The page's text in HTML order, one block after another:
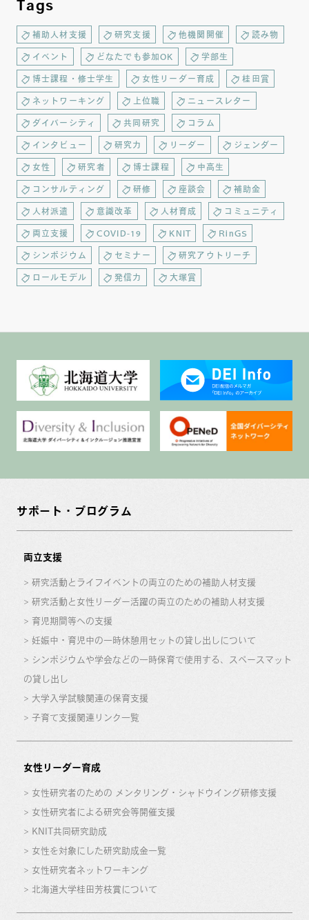
Tags
補助人材支援 研究支援 他機関開催 読み物
イベント どなたでも参加OK 学部生
博士課程・修士学生 女性リーダー育成 桂田賞
ネットワーキング 上位職 ニュースレター
ダイバーシティ 共同研究 コラム
インタビュー 研究力 リーダー ジェンダー
女性 研究者 博士課程 中高生
コンサルティング 研修 座談会 補助金
人材派遣 意識改革 人材育成 コミュニティ
両立支援 COVID-19 KNIT RinGS
シンポジウム セミナー 研究アウトリーチ
ロールモデル 発信力 大塚賞
サポート・プログラム
両立支援
研究活動とライフイベントの両立のための補助人材支援
研究活動と女性リーダー活躍の両立のための補助人材支援
育児期間等への支援
妊娠中・育児中の一時休憩用セットの貸し出しについて
シンポジウムや学会などの一時保育で使用する、スペースマット
の貸し出し
大学入学試験関連の保育支援
子育て支援関連リンク一覧
女性リーダー育成
女性研究者のための メンタリング・シャドウイング研修支援
女性研究者による研究会等開催支援
KNIT共同研究助成
女性を対象にした研究助成金一覧
女性研究者ネットワーキング
北海道大学桂田芳枝賞について